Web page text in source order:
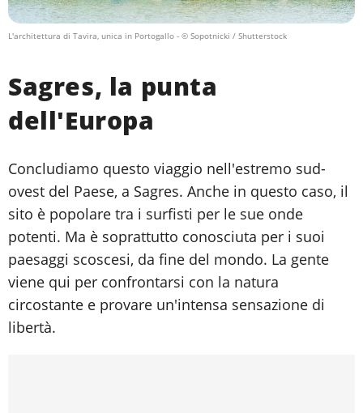
L'architettura di Tavira, unica in Portogallo - © Sopotnicki / Shutterstock
Sagres, la punta
dell'Europa
Concludiamo questo viaggio nell'estremo sud-
ovest del Paese, a Sagres. Anche in questo caso, il
sito è popolare tra i surfisti per le sue onde
potenti. Ma è soprattutto conosciuta per i suoi
paesaggi scoscesi, da fine del mondo. La gente
viene qui per confrontarsi con la natura
circostante e provare un'intensa sensazione di
libertà.